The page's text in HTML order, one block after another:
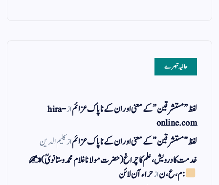
حالیہ تبصرے
لفظ ” مستشرقین ” کے معنی اور ان کے نا پاک عزائمازhira-
online.com
لفظ ” مستشرقین ” کے معنی اور ان کے نا پاک عزائمازکلیم الدین
خدمت کا درویش، علم کا چراغ(حضرت مولانا غلام محمد وستانویؒ)✍
: م ، ع ، نازحراء آن لائن